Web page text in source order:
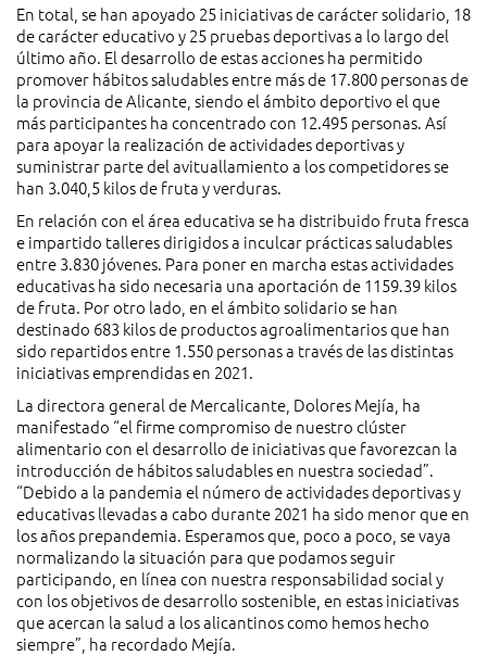
En total, se han apoyado 25 iniciativas de carácter solidario, 18
de carácter educativo y 25 pruebas deportivas a lo largo del
último año. El desarrollo de estas acciones ha permitido
promover hábitos saludables entre más de 17.800 personas de
la provincia de Alicante, siendo el ámbito deportivo el que
más participantes ha concentrado con 12.495 personas. Así
para apoyar la realización de actividades deportivas y
suministrar parte del avituallamiento a los competidores se
han 3.040,5 kilos de fruta y verduras.
En relación con el área educativa se ha distribuido fruta fresca
e impartido talleres dirigidos a inculcar prácticas saludables
entre 3.830 jóvenes. Para poner en marcha estas actividades
educativas ha sido necesaria una aportación de 1159.39 kilos
de fruta. Por otro lado, en el ámbito solidario se han
destinado 683 kilos de productos agroalimentarios que han
sido repartidos entre 1.550 personas a través de las distintas
iniciativas emprendidas en 2021.
La directora general de Mercalicante, Dolores Mejía, ha
manifestado “el firme compromiso de nuestro clúster
alimentario con el desarrollo de iniciativas que favorezcan la
introducción de hábitos saludables en nuestra sociedad”.
“Debido a la pandemia el número de actividades deportivas y
educativas llevadas a cabo durante 2021 ha sido menor que en
los años prepandemia. Esperamos que, poco a poco, se vaya
normalizando la situación para que podamos seguir
participando, en línea con nuestra responsabilidad social y
con los objetivos de desarrollo sostenible, en estas iniciativas
que acercan la salud a los alicantinos como hemos hecho
siempre”, ha recordado Mejía.